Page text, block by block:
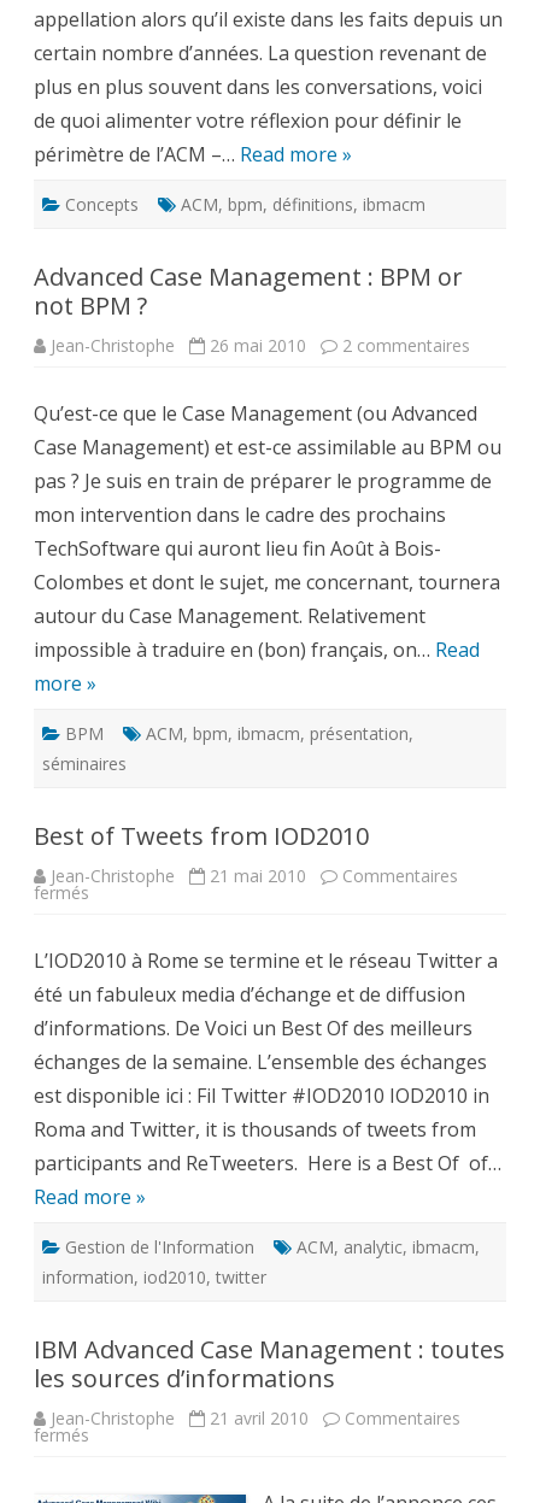
appellation alors qu’il existe dans les faits depuis un
certain nombre d’années. La question revenant de
plus en plus souvent dans les conversations, voici
de quoi alimenter votre réflexion pour définir le
périmètre de l’ACM –… Read more »
Concepts ACM, bpm, définitions, ibmacm
Advanced Case Management : BPM or
not BPM ?
Jean-Christophe 26 mai 2010 2 commentaires
:
BPM
or
not
BPM
?
Qu’est-ce que le Case Management (ou Advanced
Case Management) et est-ce assimilable au BPM ou
pas ? Je suis en train de préparer le programme de
mon intervention dans le cadre des prochains
TechSoftware qui auront lieu fin Août à Bois-
Colombes et dont le sujet, me concernant, tournera
autour du Case Management. Relativement
impossible à traduire en (bon) français, on… Read
more »
BPM ACM, bpm, ibmacm, présentation,
séminaires
Best of Tweets from IOD2010
Jean-Christophe 21 mai 2010 Commentaires
fermés
from
IOD2010
L’IOD2010 à Rome se termine et le réseau Twitter a
été un fabuleux media d’échange et de diffusion
d’informations. De Voici un Best Of des meilleurs
échanges de la semaine. L’ensemble des échanges
est disponible ici : Fil Twitter #IOD2010 IOD2010 in
Roma and Twitter, it is thousands of tweets from
participants and ReTweeters. Here is a Best Of of…
Read more »
Gestion de l'Information ACM, analytic, ibmacm,
information, iod2010, twitter
IBM Advanced Case Management : toutes
les sources d’informations
Jean-Christophe 21 avril 2010 Commentaires
fermés